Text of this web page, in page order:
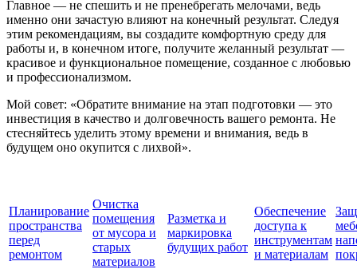
Главное — не спешить и не пренебрегать мелочами, ведь
именно они зачастую влияют на конечный результат. Следуя
этим рекомендациям, вы создадите комфортную среду для
работы и, в конечном итоге, получите желанный результат —
красивое и функциональное помещение, созданное с любовью
и профессионализмом.
Мой совет: «Обратите внимание на этап подготовки — это
инвестиция в качество и долговечность вашего ремонта. Не
стесняйтесь уделить этому времени и внимания, ведь в
будущем оно окупится с лихвой».
Планирование
пространства
перед
ремонтом
Очистка
помещения
от мусора и
старых
материалов
Разметка и
маркировка
будущих работ
Обеспечение
доступа к
инструментам
и материалам